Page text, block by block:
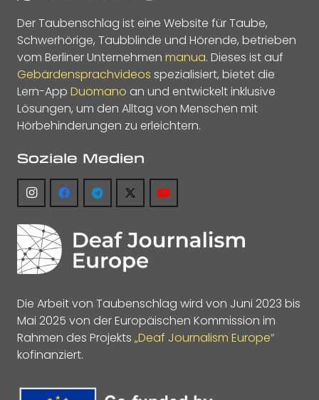
Der Taubenschlag ist eine Website für Taube,
Schwerhörige, Taubblinde und Hörende, betrieben
vom Berliner Unternehmen manua. Dieses ist auf
Gebärdensprachvideos spezialisiert, bietet die
Lern-App Duomano an und entwickelt inklusive
Lösungen, um den Alltag von Menschen mit
Hörbehinderungen zu erleichtern.
Soziale Medien
Die Arbeit von Taubenschlag wird von Juni 2023 bis
Mai 2025 von der Europäischen Kommission im
Rahmen des Projekts „Deaf Journalism Europe“
kofinanziert.